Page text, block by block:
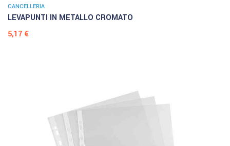
CANCELLERIA
LEVAPUNTI IN METALLO CROMATO
Prezzo
5,17 €